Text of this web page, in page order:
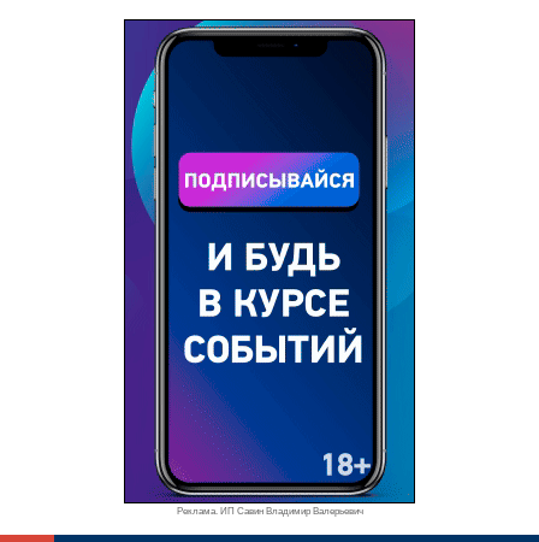
Реклама. ИП Савин Владимир Валерьевич